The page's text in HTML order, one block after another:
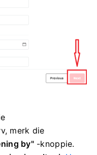
merk die
by"-knoppie.